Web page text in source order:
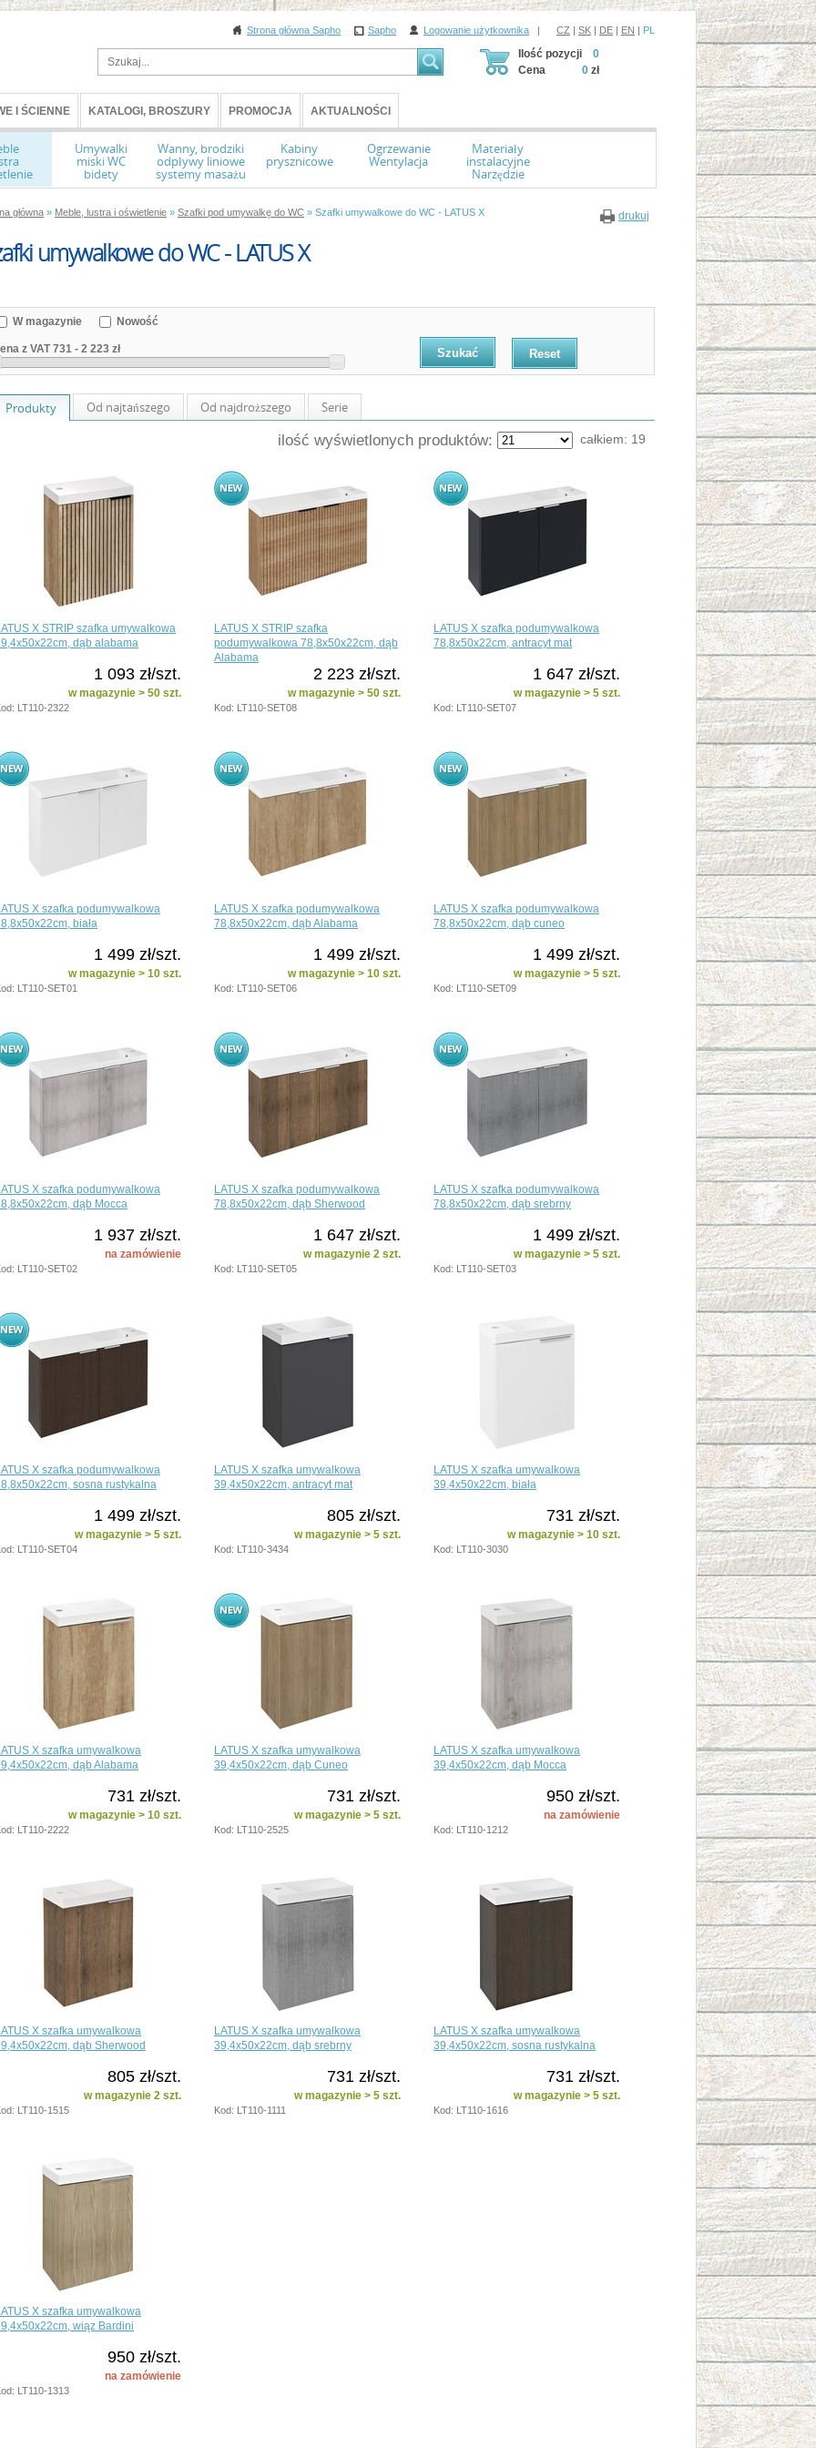
Strona główna Sapho Sapho Logowanie użytkownika | CZ | SK | DE | EN | PL
Ilość pozycji
Cena
0
0 zł
I ŚCIENNE KATALOGI, BROSZURY PROMOCJA AKTUALNOŚCI
Umywalki
miski WC
bidety
Wanny, brodziki
odpływy liniowe
systemy masażu
Kabiny
prysznicowe
Ogrzewanie
Wentylacja
Materiały
instalacyjne
Narzędzie
drukuj
główna » Meble, lustra i oświetlenie » Szafki pod umywalkę do WC » Szafki umywalkowe do WC - LATUS X
umywalkowe do WC - LATUS X
W magazynie Nowość
z VAT 731 - 2 223 zł Reset
Produkty Od najtańszego Od najdroższego Serie
ilość wyświetlonych produktów: całkiem: 19
X STRIP szafka umywalkowa
dąb alabama
1 093 zł/szt.
w magazynie > 50 szt.
LT110-2322
LATUS X STRIP szafka
podumywalkowa 78,8x50x22cm, dąb
Alabama
2 223 zł/szt.
w magazynie > 50 szt.
Kod: LT110-SET08
LATUS X szafka podumywalkowa
78,8x50x22cm, antracyt mat
1 647 zł/szt.
w magazynie > 5 szt.
Kod: LT110-SET07
X szafka podumywalkowa
biała
1 499 zł/szt.
w magazynie > 10 szt.
LT110-SET01
LATUS X szafka podumywalkowa
78,8x50x22cm, dąb Alabama
1 499 zł/szt.
w magazynie > 10 szt.
Kod: LT110-SET06
LATUS X szafka podumywalkowa
78,8x50x22cm, dąb cuneo
1 499 zł/szt.
w magazynie > 5 szt.
Kod: LT110-SET09
X szafka podumywalkowa
dąb Mocca
1 937 zł/szt.
na zamówienie
LT110-SET02
LATUS X szafka podumywalkowa
78,8x50x22cm, dąb Sherwood
1 647 zł/szt.
w magazynie 2 szt.
Kod: LT110-SET05
LATUS X szafka podumywalkowa
78,8x50x22cm, dąb srebrny
1 499 zł/szt.
w magazynie > 5 szt.
Kod: LT110-SET03
X szafka podumywalkowa
sosna rustykalna
1 499 zł/szt.
w magazynie > 5 szt.
LT110-SET04
LATUS X szafka umywalkowa
39,4x50x22cm, antracyt mat
805 zł/szt.
w magazynie > 5 szt.
Kod: LT110-3434
LATUS X szafka umywalkowa
39,4x50x22cm, biała
731 zł/szt.
w magazynie > 10 szt.
Kod: LT110-3030
X szafka umywalkowa
dąb Alabama
731 zł/szt.
w magazynie > 10 szt.
LT110-2222
LATUS X szafka umywalkowa
39,4x50x22cm, dąb Cuneo
731 zł/szt.
w magazynie > 5 szt.
Kod: LT110-2525
LATUS X szafka umywalkowa
39,4x50x22cm, dąb Mocca
950 zł/szt.
na zamówienie
Kod: LT110-1212
X szafka umywalkowa
dąb Sherwood
805 zł/szt.
w magazynie 2 szt.
LT110-1515
LATUS X szafka umywalkowa
39,4x50x22cm, dąb srebrny
731 zł/szt.
w magazynie > 5 szt.
Kod: LT110-1111
LATUS X szafka umywalkowa
39,4x50x22cm, sosna rustykalna
731 zł/szt.
w magazynie > 5 szt.
Kod: LT110-1616
X szafka umywalkowa
wiąz Bardini
950 zł/szt.
na zamówienie
LT110-1313